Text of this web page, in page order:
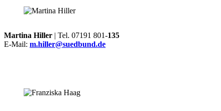
Martina Hiller | Tel. 07191 801-135
E-Mail: m.hiller@suedbund.de